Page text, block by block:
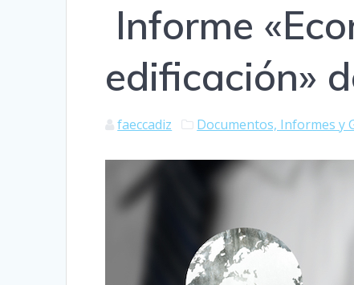
Informe
edificación»
faeccadiz Documentos, Informes y